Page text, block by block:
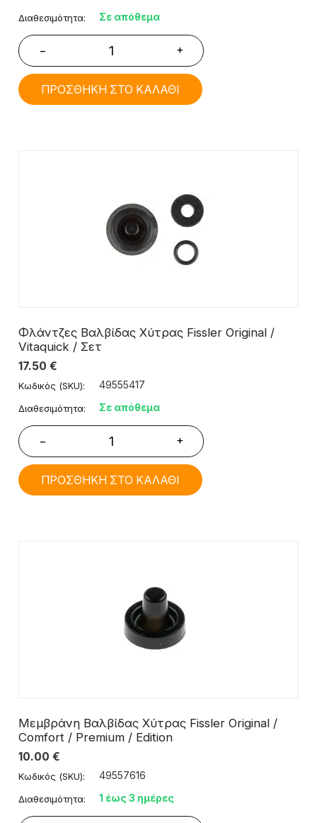
Διαθεσιμότητα: Σε απόθεμα
− +
ΠΡΟΣΘΗΚΗ ΣΤΟ ΚΑΛΑΘΙ
Φλάντζες Βαλβίδας Χύτρας Fissler Original /
Vitaquick / Σετ
17.50 €
Κωδικός (SKU): 49555417
Διαθεσιμότητα: Σε απόθεμα
− +
ΠΡΟΣΘΗΚΗ ΣΤΟ ΚΑΛΑΘΙ
Μεμβράνη Βαλβίδας Χύτρας Fissler Original /
Comfort / Premium / Edition
10.00 €
Κωδικός (SKU): 49557616
Διαθεσιμότητα: 1 έως 3 ημέρες